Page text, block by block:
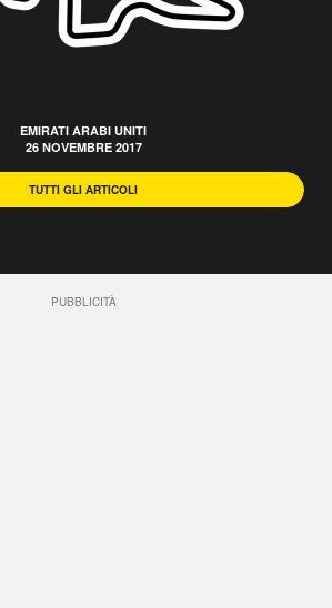
EMIRATI ARABI UNITI
26 NOVEMBRE 2017
TUTTI GLI ARTICOLI
PUBBLICITÀ